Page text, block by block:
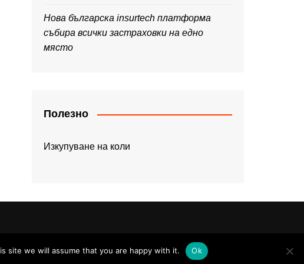
Нова българска insurtech платформа
събира всички застраховки на едно
място
Полезно
Изкупуване на коли
site we will assume that you are happy with it. Ok